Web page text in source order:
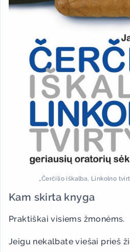
„Čerčilio iškalba, Linkolno
Kam skirta knyga
Praktiškai visiems žmonėms.
Jeigu nekalbate viešai prieš